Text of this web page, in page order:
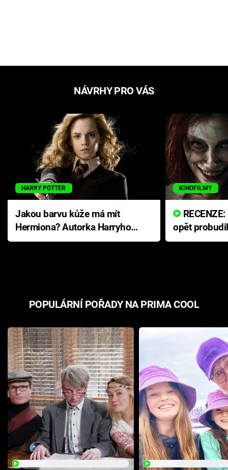
NÁVRHY PRO VÁS
HARRY POTTER
Jakou barvu kůže má mít
Hermiona? Autorka Harryho
Pottera přišla s ráznou
KINOFILMY
opět
přichází s
POPULÁRNÍ POŘADY NA PRIMA COOL